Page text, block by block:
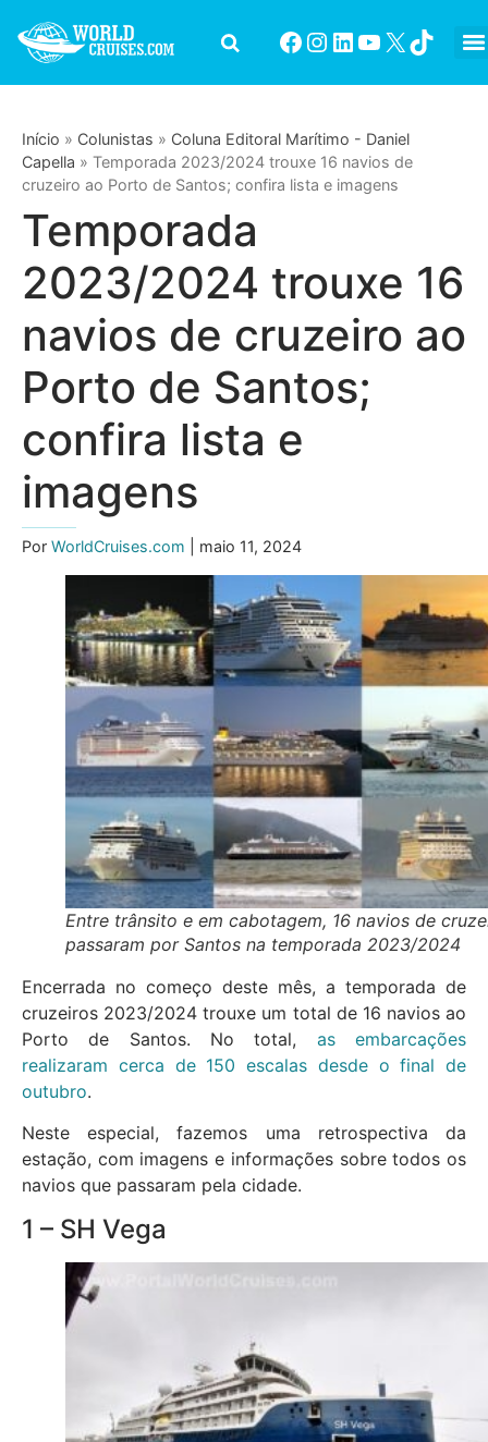
Início » Colunistas » Coluna Editoral Marítimo - Daniel
Capella » Temporada 2023/2024 trouxe 16 navios de
cruzeiro ao Porto de Santos; confira lista e imagens
Temporada
2023/2024 trouxe 16
navios de cruzeiro ao
Porto de Santos;
confira lista e
imagens
Por WorldCruises.com | maio 11, 2024
Entre trânsito e em cabotagem, 16 navios de
passaram por Santos na temporada 2023/2024
Encerrada no começo deste mês, a temporada de
cruzeiros 2023/2024 trouxe um total de 16 navios ao
Porto de Santos. No total, as embarcações
realizaram cerca de 150 escalas desde o final de
outubro.
Neste especial, fazemos uma retrospectiva da
estação, com imagens e informações sobre todos os
navios que passaram pela cidade.
1 – SH Vega